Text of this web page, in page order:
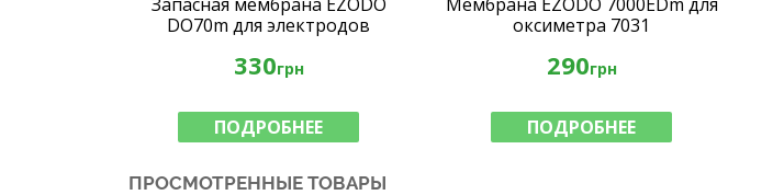
DO70m для электродов
330грн
ПОДРОБНЕЕ
оксиметра 7031
290грн
ПОДРОБНЕЕ
ПРОСМОТРЕННЫЕ ТОВАРЫ